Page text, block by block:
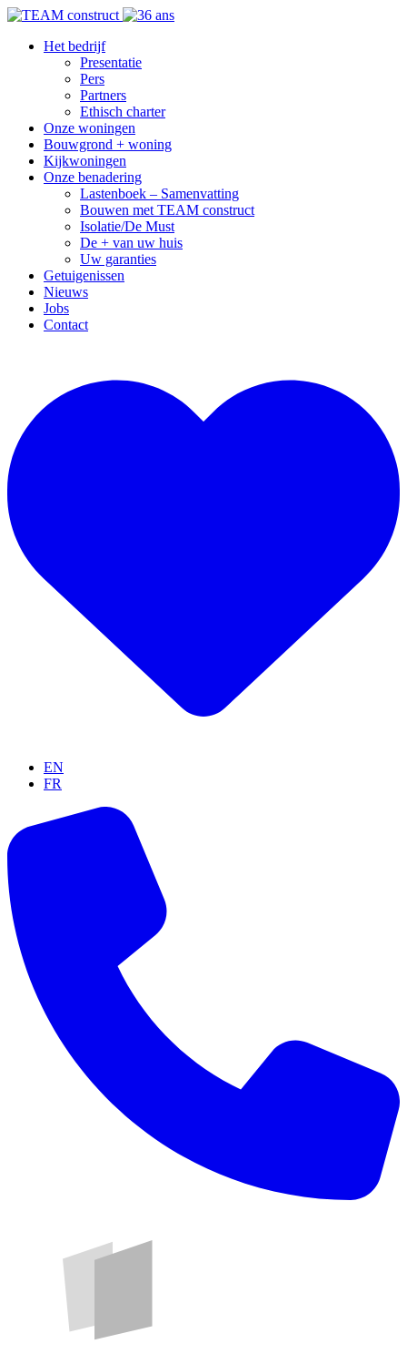
Het bedrijf
Presentatie
Pers
Partners
Ethisch charter
Onze woningen
Bouwgrond + woning
Kijkwoningen
Onze benadering
Lastenboek – Samenvatting
Bouwen met TEAM construct
Isolatie/De Must
De + van uw huis
Uw garanties
Getuigenissen
Nieuws
Jobs
Contact
EN
FR